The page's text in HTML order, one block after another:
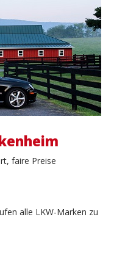
faire Preise
alle LKW-Marken zu